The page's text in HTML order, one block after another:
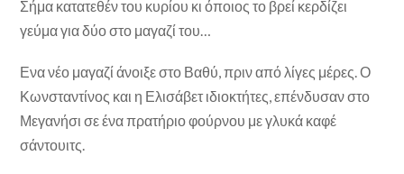
Σήμα κατατεθέν του κυρίου κι όποιος το βρεί κερδίζει
γεύμα για δύο στο μαγαζί του…
Ενα νέο μαγαζί άνοιξε στο Βαθύ, πριν από λίγες μέρες. Ο
Κωνσταντίνος και η Ελισάβετ ιδιοκτήτες, επένδυσαν στο
Μεγανήσι σε ένα πρατήριο φούρνου με γλυκά καφέ
σάντουιτς.